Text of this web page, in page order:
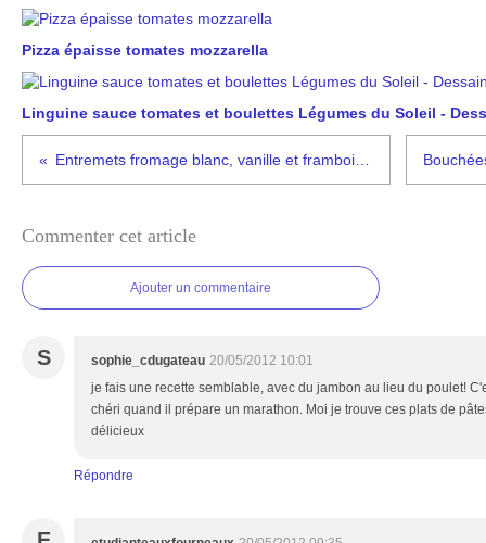
Pizza épaisse tomates mozzarella
Linguine sauce tomates et boulettes Légumes du Soleil -
Commenter cet article
Ajouter un commentaire
S sophie_cdugateau 20/05/2012 10:01
je fais une recette semblable, avec du jambon au lieu du poulet!
chéri quand il prépare un marathon. Moi je trouve ces plats de
délicieux
Répondre